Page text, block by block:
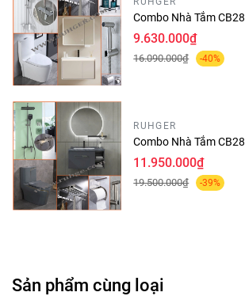
Combo Nhà Tắm
9.630.000₫
16.090.000₫ -40%
RUHGER
Combo Nhà Tắm
11.950.000₫
19.500.000₫ -39%
Sản phẩm cùng loại